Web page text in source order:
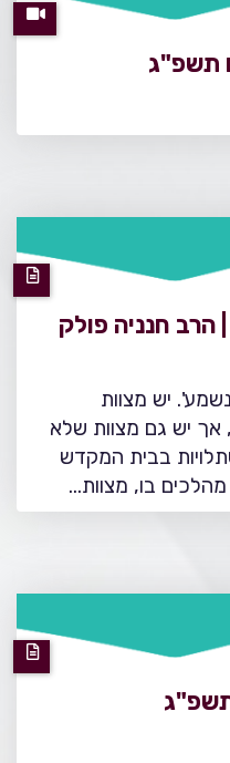
תשפ"ג
חנניה פולק
יש מצוות
אך יש גם מצוות שלא
בבית המקדש
בו, מצוות…
תשפ"ג